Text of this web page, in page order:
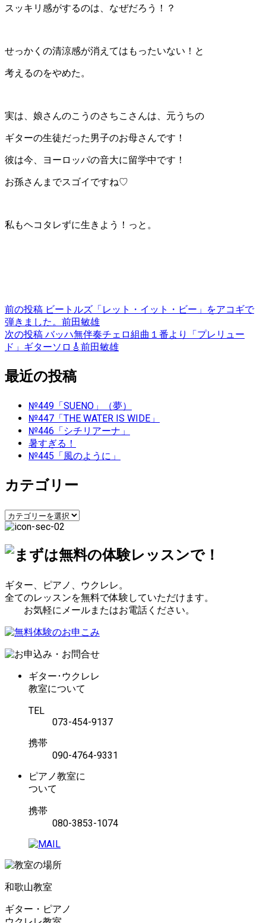
スッキリ感がするのは、なぜだろう！？
せっかくの清涼感が消えてはもったいない！と
考えるのをやめた。
実は、娘さんのこうのさちこさんは、元うちの
ギターの生徒だった男子のお母さんです！
彼は今、ヨーロッパの音大に留学中です！
お孫さんまでスゴイですね♡
私もヘコタレずに生きよう！っと。
投
稿
ビ
ゲ
シ
ョ
前の投稿 ビートルズ「レット・イット・ビー」をアコギで
弾きました。前田敏雄
次の投稿 バッハ無伴奏チェロ組曲１番より「プレリュー
ド」ギターソロ🎸前田敏雄
最近の投稿
№449「SUENO」（夢）
№447「THE WATER IS WIDE」
№446「シチリアーナ」
暑すぎる！
№445「風のように」
カテゴリー
カ
テ
リ
ギター、ピアノ、ウクレレ。
全てのレッスンを無料で体験していただけます。
お気軽にメールまたはお電話ください。
ギター･ウクレレ
教室について
TEL
073-454-9137
携帯
090-4764-9331
ピアノ教室に
ついて
携帯
080-3853-1074
和歌山教室
ギター・ピアノ